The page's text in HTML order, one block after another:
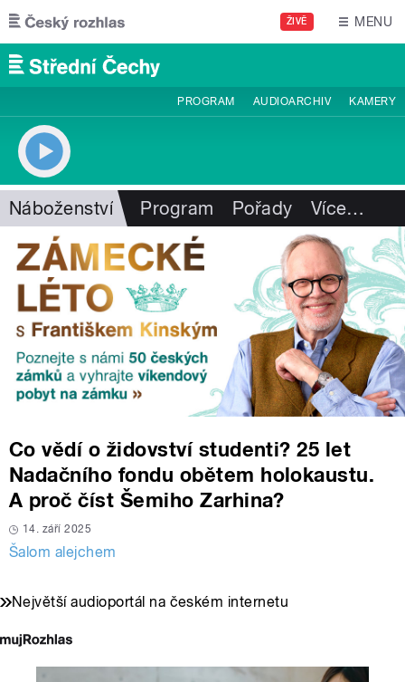
Přejít k hlavnímu obsahu
ŽIVĚ MENU
PROGRAM AUDIOARCHIV KAMERY
Náboženství Program Pořady Více…
Co vědí o židovství studenti? 25 let
Nadačního fondu obětem holokaustu.
A proč číst Šemiho Zarhina?
14. září 2025
Šalom alejchem
Největší audioportál na českém internetu